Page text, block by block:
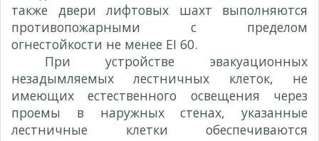
также двери лифтовых шахт выполняются
противопожарными с пределом
огнестойкости не менее EI 60.
При устройстве эвакуационных
незадымляемых лестничных клеток, не
имеющих естественного освещения через
проемы в наружных стенах, указанные
лестничные клетки обеспечиваются